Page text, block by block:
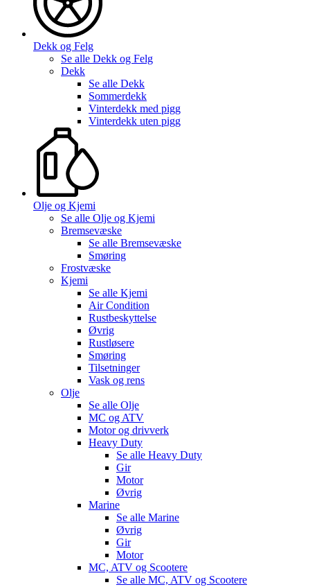
Dekk og Felg
Se alle Dekk og Felg
Dekk
Se alle Dekk
Sommerdekk
Vinterdekk med pigg
Vinterdekk uten pigg
Olje og Kjemi
Se alle Olje og Kjemi
Bremsevæske
Se alle Bremsevæske
Smøring
Frostvæske
Kjemi
Se alle Kjemi
Air Condition
Rustbeskyttelse
Øvrig
Rustløsere
Smøring
Tilsetninger
Vask og rens
Olje
Se alle Olje
MC og ATV
Motor og drivverk
Heavy Duty
Se alle Heavy Duty
Gir
Motor
Øvrig
Marine
Se alle Marine
Øvrig
Gir
Motor
MC, ATV og Scootere
Se alle MC, ATV og Scootere